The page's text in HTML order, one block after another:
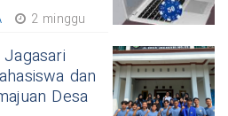
2 minggu
dan
Desa